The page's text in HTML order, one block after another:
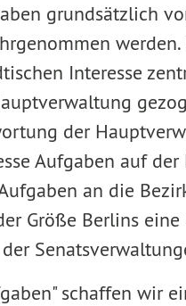
grundsätzlich
Interesse
der
Aufgaben auf
an die
Größe Berlins
schaffen wir